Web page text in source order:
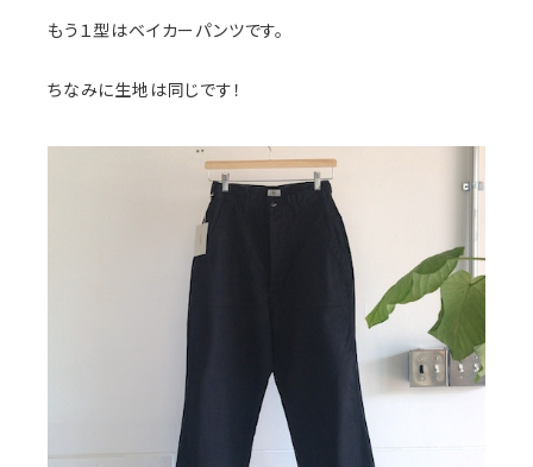
もう１型はベイカーパンツです。
ちなみに生地は同じです！